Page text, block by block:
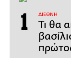
ΔΙΕΘΝΗ
Τι θα